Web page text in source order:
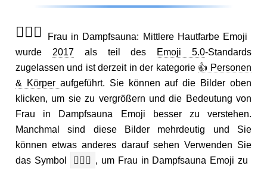
🧖🏽‍♀️
Frau in Dampfsauna: Mittlere Hautfarbe Emoji
wurde 2017als teil des Emoji 5.0-Standards
zugelassen und ist derzeit in der kategorie 👍 Personen
& Körper aufgeführt. Sie können auf die Bilder oben
klicken, um sie zu vergrößern und die Bedeutung von
Frau in Dampfsauna Emoji besser zu verstehen.
Manchmal sind diese Bilder mehrdeutig und Sie
können etwas anderes darauf sehen Verwenden Sie
das Symbol
🧖🏽‍♀️ , um Frau in Dampfsauna Emoji zu